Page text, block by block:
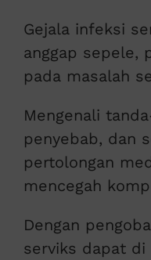
Gejala infeksi
anggap sepele,
pada masalah
Mengenali
penyebab, dan
pertolongan
mencegah
Dengan
serviks dapat di